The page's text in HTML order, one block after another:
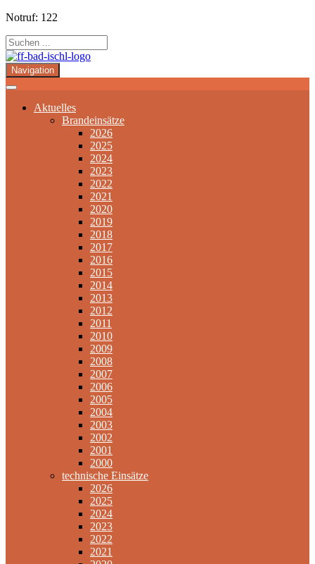
Notruf: 122
Navigation
Aktuelles
Brandeinsätze
2026
2025
2024
2023
2022
2021
2020
2019
2018
2017
2016
2015
2014
2013
2012
2011
2010
2009
2008
2007
2006
2005
2004
2003
2002
2001
2000
technische Einsätze
2026
2025
2024
2023
2022
2021